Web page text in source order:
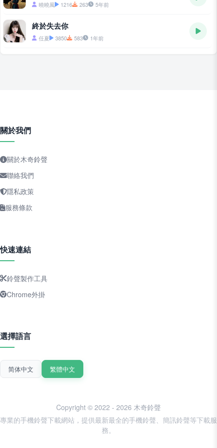
曉曉風 1216 263 5年前
終於失去你
任夏 3850 583 1年前
關於我們
關於木奇鈴聲
聯絡我們
隱私政策
服務條款
快速連結
鈴聲製作工具
Chrome外掛
選擇語言
简体中文 繁體中文
Copyright © 2022 - 2026 木奇鈴聲
專業的手機鈴聲下載網站，提供最新最全的手機鈴聲、簡訊鈴聲等下載服
務。